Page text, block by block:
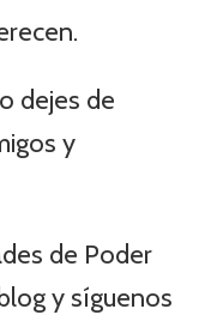
dejes de
y
de Poder
y síguenos